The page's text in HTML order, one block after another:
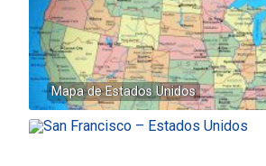
Mapa de Estados Unidos